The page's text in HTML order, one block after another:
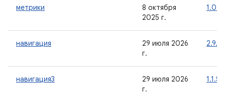
метрики
8 октября
2025 г.
1.0.0
навигация
29 июля 2026
г.
2.9.8
навигация3
29 июля 2026
г.
1.1.5